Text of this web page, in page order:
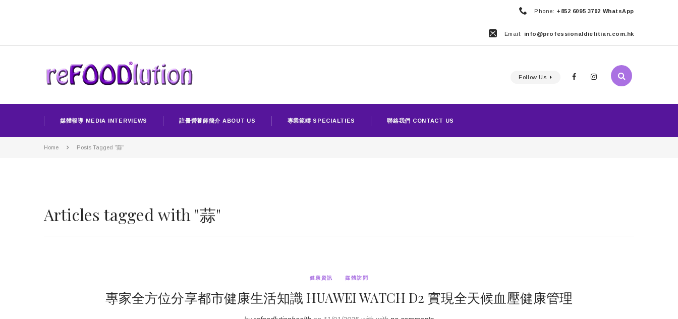
Phone: +852 6095 3702 WhatsApp
Email: info@professionaldietitian.com.hk
Follow Us
媒體報導 MEDIA INTERVIEWS 註冊營養師簡介 ABOUT US 專業範疇 SPECIALTIES 聯絡我們 CONTACT US
Home Posts Tagged "蒜"
Articles tagged with "蒜"
健康資訊 媒體訪問
專家全方位分享都市健康生活知識 HUAWEI WATCH D2 實現全天候血壓健康管理